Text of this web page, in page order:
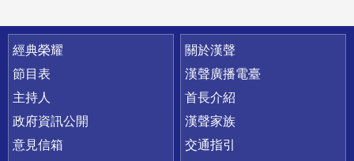
快速連結
經典榮耀
節目表
主持人
政府資訊公開
意見信箱
關於漢聲
漢聲廣播電臺
首長介紹
漢聲家族
交通指引